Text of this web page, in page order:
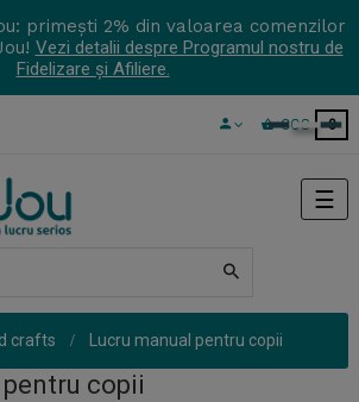
primești 2% din valoarea comenzilor
Vezi detalii despre Programul nostru de
Fidelizare și Afiliere.
COS 0
☰
crafts Lucru manual pentru copii
copii